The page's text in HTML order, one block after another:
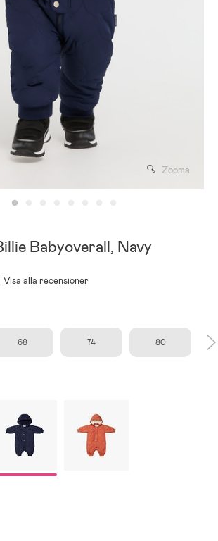
Zooma
Babyoverall, Navy
Visa alla recensioner
68 74 80